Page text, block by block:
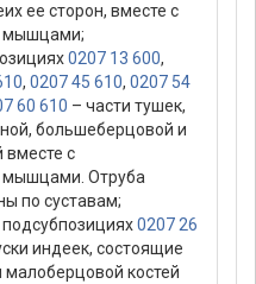
ее сторон, вместе с
мышцами;
0207 13 600,
, 0207 45 610, 0207 54
60 610 – части тушек,
большеберцовой и
вместе с
Отруба
по суставам;
0207 26
индеек, состоящие
костей